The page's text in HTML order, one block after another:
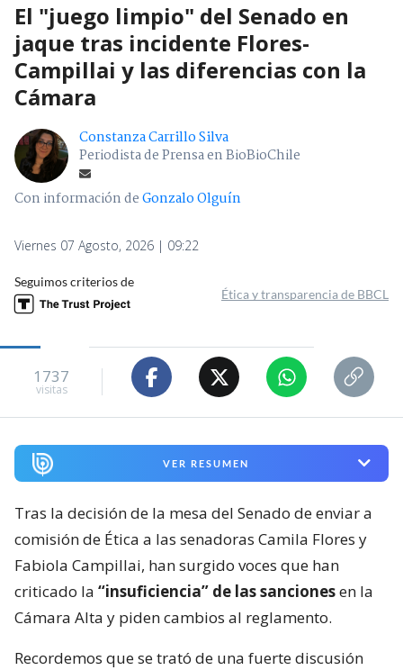
El "juego limpio" del Senado en
jaque tras incidente Flores-
Campillai y las diferencias con la
Cámara
Constanza Carrillo Silva
Periodista de Prensa en BioBioChile
Con información deGonzalo Olguín
Viernes 07 Agosto, 2026 | 09:22
Seguimos criterios de
Ética y transparencia de BBCL
1737
visitas
VER RESUMEN
Tras la decisión de la mesa del Senado de enviar a
comisión de Ética a las senadoras Camila Flores y
Fabiola Campillai, han surgido voces que han
criticado la “insuficiencia” de las sancionesen la
Cámara Alta y piden cambios al reglamento.
Recordemos que se trató de una fuerte discusión